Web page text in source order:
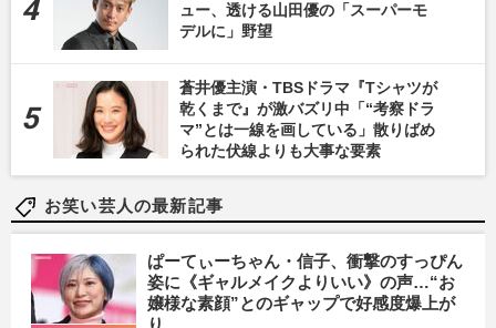
ュー、透ける山田優の「スーパーモ
デルに」野望
蒼井優主演・TBSドラマ『Tシャツが
乾くまで』が激バズリ中「“考察ドラ
マ”とは一線を画している」散りばめ
られた伏線よりも大事な要素
お笑い芸人の最新記事
ぱーてぃーちゃん・信子、衝撃のすっぴん
姿に《ギャルメイクよりいい》の声…“お
嬢様な素顔”とのギャップで好感度爆上が
り